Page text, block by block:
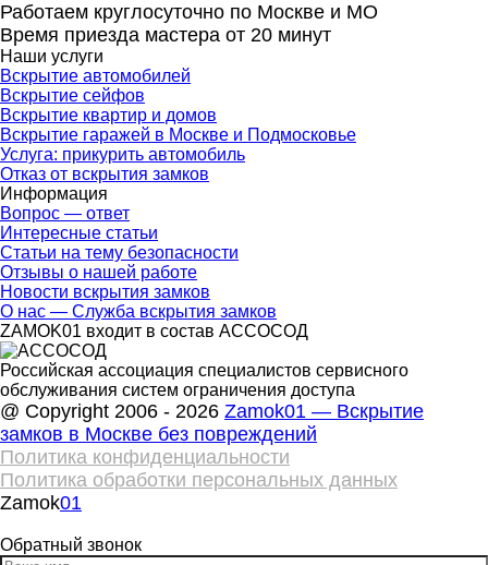
Работаем круглосуточно по Москве и МО
Время приезда мастера от 20 минут
Наши услуги
Вскрытие автомобилей
Вскрытие сейфов
Вскрытие квартир и домов
Вскрытие гаражей в Москве и Подмосковье
Услуга: прикурить автомобиль
Отказ от вскрытия замков
Информация
Вопрос — ответ
Интересные статьи
Статьи на тему безопасности
Отзывы о нашей работе
Новости вскрытия замков
О нас — Служба вскрытия замков
ZAMOK01 входит в состав АССОСОД
Российская ассоциация специалистов сервисного
обслуживания систем ограничения доступа
@ Copyright 2006 - 2026 Zamok01 — Вскрытие
замков в Москве без повреждений
Политика конфиденциальности
Политика обработки персональных данных
Zamok01
Обратный звонок